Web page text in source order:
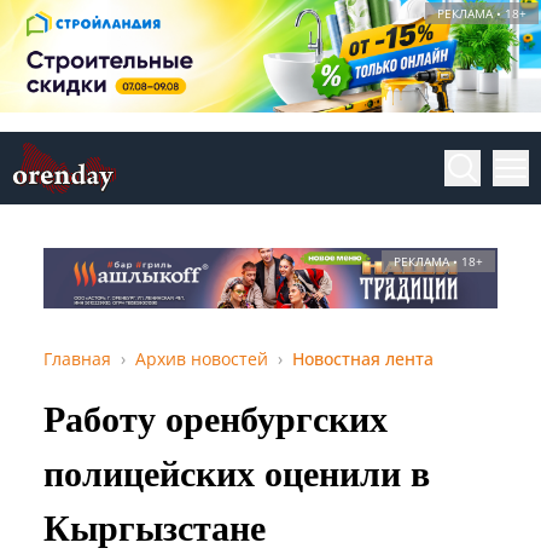
РЕКЛАМА • 18+
РЕКЛАМА • 18+
Главная Архив новостей Новостная лента
Работу оренбургских
полицейских оценили в
Кыргызстане